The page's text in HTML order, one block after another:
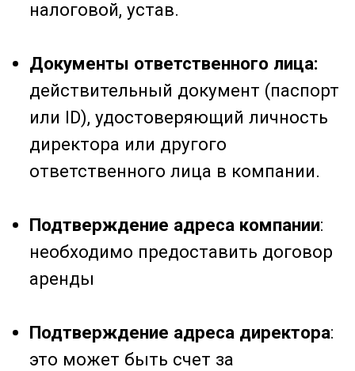
указать все необходимые данные,
открытия счета.